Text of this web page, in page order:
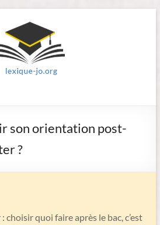
son orientation post-
?
choisir quoi faire après le bac, c’est